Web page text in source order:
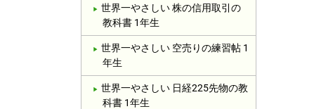
世界一やさしい 株の信用取引の
教科書 1年生
世界一やさしい 空売りの練習帖 1
年生
世界一やさしい 日経225先物の教
科書 1年生